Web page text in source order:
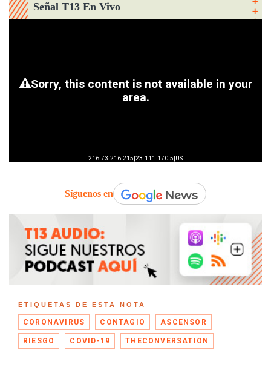
Señal T13 En Vivo
Síguenos en
ETIQUETAS DE ESTA NOTA
CORONAVIRUS CONTAGIO ASCENSOR
RIESGO COVID-19 THECONVERSATION